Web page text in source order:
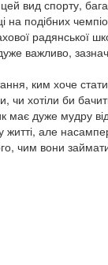
вид спорту,
на подібних
радянської
важливо,
ким хоче
чи хотіли би
має дуже мудру
житті, але
чим вони